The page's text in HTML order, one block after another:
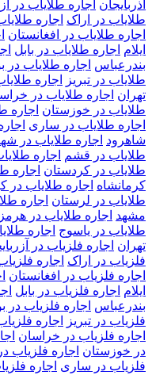
آذربایجان اجاره طلایاب در
طلایاب در اراک اجاره
اجاره طلایاب در افغانستان
ایلام اجاره طلایاب در بابل
بندرعباس اجاره طلایاب در
طلایاب در تبریز اجاره
تهران اجاره طلایاب در
طلایاب در خوزستان اجاره
اجاره طلایاب در ساری
شاهرود اجاره طلایاب در
طلایاب در قشم اجاره
طلایاب در کردستان اجاره
کرمانشاه اجاره طلایاب در
طلایاب در لرستان اجاره
مشهد اجاره طلایاب در
طلایاب در یاسوج اجاره
تهران اجاره فلزیاب در
فلزیاب در اراک اجاره
اجاره فلزیاب در افغانستان
ایلام اجاره فلزیاب در بابل
بندرعباس اجاره فلزیاب در
فلزیاب در تبریز اجاره
اجاره فلزیاب در خراسان
در خوزستان اجاره فلزیاب
فلزیاب در ساری اجاره